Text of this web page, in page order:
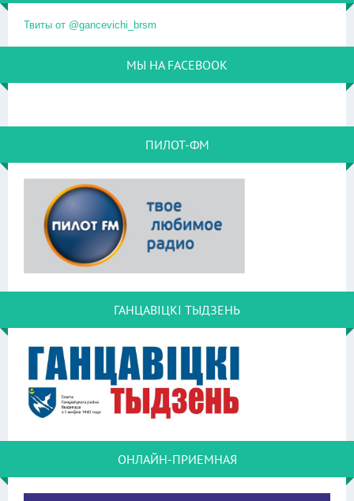
Твиты от @gancevichi_brsm
МЫ НА FACEBOOK
ПИЛОТ-ФМ
ГАНЦАВІЦКІ ТЫДЗЕНЬ
ОНЛАЙН-ПРИЕМНАЯ